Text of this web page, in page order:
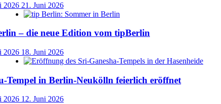
2026 21. Juni 2026
– die neue Edition vom tipBerlin
2026 18. Juni 2026
Tempel in Berlin-Neukölln feierlich eröffnet
2026 12. Juni 2026